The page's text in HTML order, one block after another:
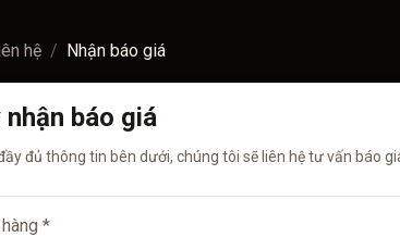
hệ / Nhận báo giá
báo giá
đủ thông tin bên dưới, chúng tôi sẽ liên hệ tư vấn báo
*